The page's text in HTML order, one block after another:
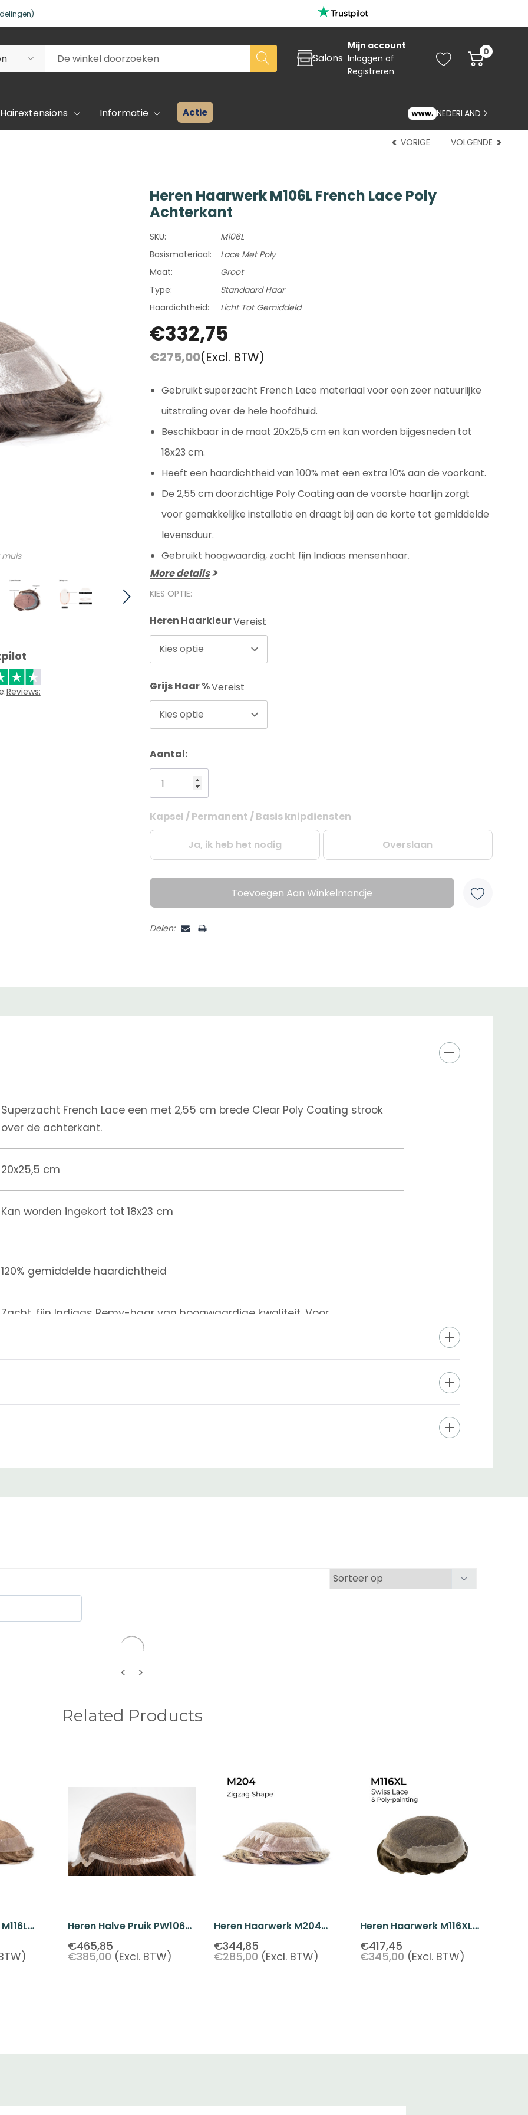
Salons
Mijn account
Inloggenof
Registreren
0
Hairextensions Informatie
Beoordelingen En Getuigenissen
Verzending En Retourneren
Voorraad Zoeken
Actie NEDERLAND
Reviews:
VORIGE VOLGENDE
Heren Haarwerk M106L French Lace Poly
Achterkant
SKU:
M106L
Basismateriaal:
Lace Met Poly
Maat:
Groot
Type:
Standaard Haar
Haardichtheid:
Licht Tot Gemiddeld
€332,75
€275,00(Excl. BTW)
Gebruikt superzacht French Lace materiaal voor een zeer natuurlijke
uitstraling over de hele hoofdhuid.
Beschikbaar in de maat 20x25,5 cm en kan worden bijgesneden tot
18x23 cm.
Heeft een haardichtheid van 100% met een extra 10% aan de voorkant.
De 2,55 cm doorzichtige Poly Coating aan de voorste haarlijn zorgt
voor gemakkelijke installatie en draagt bij aan de korte tot gemiddelde
levensduur.
Gebruikt hoogwaardig, zacht fijn Indiaas mensenhaar.
More details
KIES OPTIE:
Heren HaarkleurVereist
Kies optie
Grijs Haar %Vereist
Kies optie
Aantal:
Huidige
voorraad:
Kapsel / Permanent / Basis knipdiensten
Ja, ik heb het nodig Overslaan
Toevoegen Aan Winkelmandje
Delen:
Superzacht French Lace een met 2,55 cm brede Clear Poly Coating strook
over de achterkant.
20x25,5 cm
Kan worden ingekort tot 18x23 cm
120% gemiddelde haardichtheid
Zacht, fijn Indiaas Remy-haar van hoogwaardige kwaliteit. Voor
Vrije keuze
< >
Related Products
Heren Halve Pruik PW106
French Lace Met Een Poly
Achterkant
€465,85
€385,00 (Excl. BTW)
Heren Haarwerk M204
French Lace Met Poly Skin
€344,85
€285,00 (Excl. BTW)
Heren Haarwerk M116XL
Swiss Lace Met Poly
Achterkant
€417,45
€345,00 (Excl. BTW)